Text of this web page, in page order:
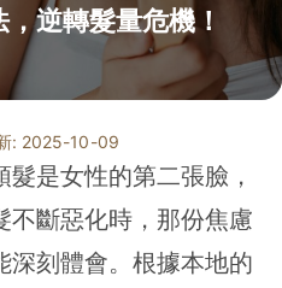
逆轉髮量危機！
: 2025-10-09
是女性的第二張臉，
不斷惡化時，那份焦慮
深刻體會。根據本地的